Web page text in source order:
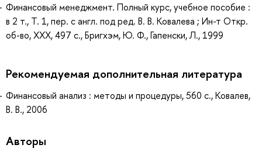
Финансовый менеджмент. Полный курс, учебное пособие :
в 2 т., Т. 1, пер. с англ. под ред. В. В. Ковалева ; Ин-т Откр.
об-во, ХХХ, 497 с., Бригхэм, Ю. Ф., Гапенски, Л., 1999
Рекомендуемая дополнительная литература
Финансовый анализ : методы и процедуры, 560 с., Ковалев,
В. В., 2006
Авторы